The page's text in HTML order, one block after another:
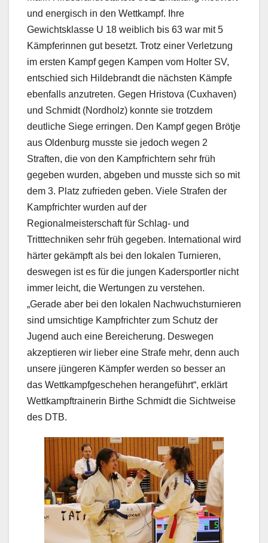
und energisch in den Wettkampf. Ihre
Gewichtsklasse U 18 weiblich bis 63 war mit 5
Kämpferinnen gut besetzt. Trotz einer Verletzung
im ersten Kampf gegen Kampen vom Holter SV,
entschied sich Hildebrandt die nächsten Kämpfe
ebenfalls anzutreten. Gegen Hristova (Cuxhaven)
und Schmidt (Nordholz) konnte sie trotzdem
deutliche Siege erringen. Den Kampf gegen Brötje
aus Oldenburg musste sie jedoch wegen 2
Straften, die von den Kampfrichtern sehr früh
gegeben wurden, abgeben und musste sich so mit
dem 3. Platz zufrieden geben. Viele Strafen der
Kampfrichter wurden auf der
Regionalmeisterschaft für Schlag- und
Tritttechniken sehr früh gegeben. International wird
härter gekämpft als bei den lokalen Turnieren,
deswegen ist es für die jungen Kadersportler nicht
immer leicht, die Wertungen zu verstehen.
„Gerade aber bei den lokalen Nachwuchsturnieren
sind umsichtige Kampfrichter zum Schutz der
Jugend auch eine Bereicherung. Deswegen
akzeptieren wir lieber eine Strafe mehr, denn auch
unsere jüngeren Kämpfer werden so besser an
das Wettkampfgeschehen herangeführt“, erklärt
Wettkampftrainerin Birthe Schmidt die Sichtweise
des DTB.